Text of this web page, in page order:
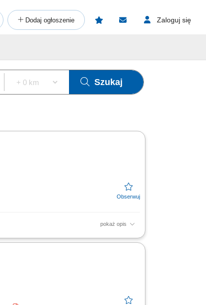
Dodaj ogłoszenie Zaloguj się
Szukaj
pokaż opis
przewozów w oparciu o